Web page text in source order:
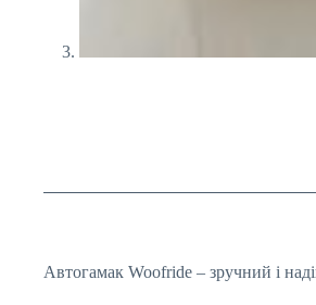
Автогамак Woofride – зручний і